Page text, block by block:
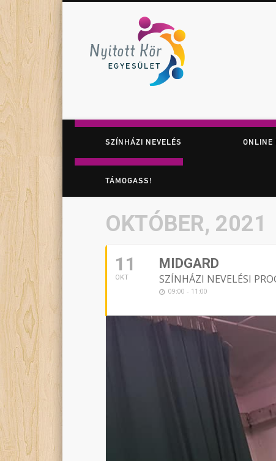
Játék. Színház. Felfedezés.
FacebookTwitter Vimeo
SZÍNHÁZI NEVELÉS ONLINE
TÁMOGASS!
OKTÓBER, 2021
11
OKT
MIDGARD
SZÍNHÁZI NEVELÉSI
09:00 - 11:00